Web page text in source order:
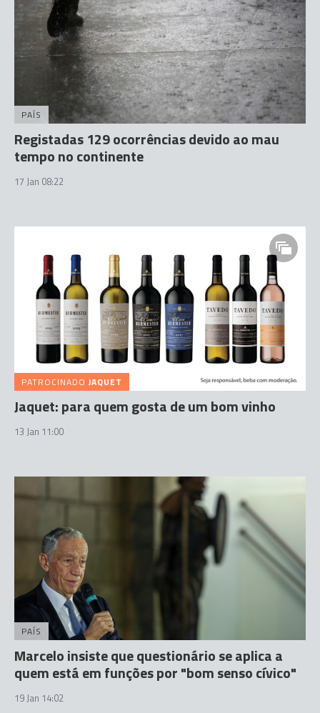
PAÍS
Registadas 129 ocorrências devido ao mau
tempo no continente
17 Jan 08:22
PATROCINADO JAQUET
Jaquet: para quem gosta de um bom vinho
13 Jan 11:00
PAÍS
Marcelo insiste que questionário se aplica a
quem está em funções por "bom senso cívico"
19 Jan 14:02